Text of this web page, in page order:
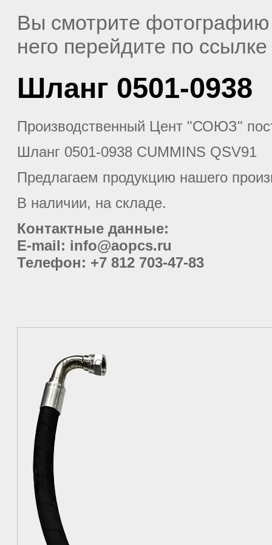
Вы смотрите
него перейдите по ссылке
Шланг 0501-0938
Производственный Цент "СОЮЗ"
Шланг 0501-0938 CUMMINS QSV91
Предлагаем продукцию нашего
В наличии, на складе.
Контактные данные:
E-mail: info@aopcs.ru
Телефон: +7 812 703-47-83